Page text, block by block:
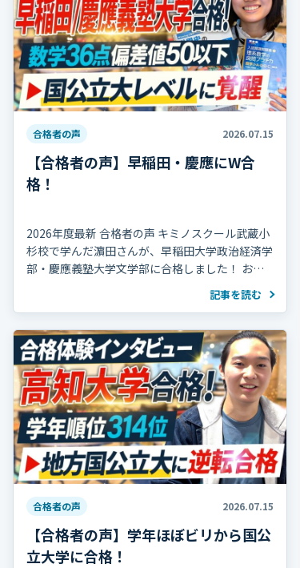
合格者の声 2026.07.15
【合格者の声】早稲田・慶應にW合
格！
2026年度最新 合格者の声 キミノスクール武蔵小
杉校で学んだ濵田さんが、早稲田大学政治経済学
部・慶應義塾大学文学部に合格しました！ おめ
でとうございます！ 濵田さんは高校2年の冬まで
部活動を続け、海外で生活していた期間 […]
記事を読む
合格者の声 2026.07.15
【合格者の声】学年ほぼビリから国公
立大学に合格！